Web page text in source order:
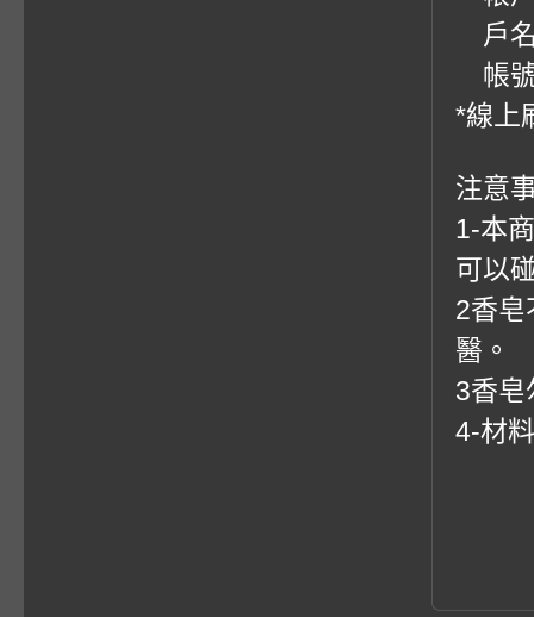
戶
帳
*線上
注意
1-本
可以
2香皂
醫。
3香皂
4-材